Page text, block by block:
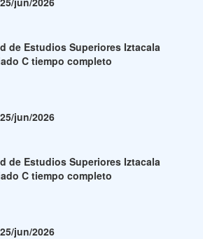
de Estudios Superiores Iztacala
C tiempo completo
25/jun/2026
de Estudios Superiores Iztacala
C tiempo completo
25/jun/2026